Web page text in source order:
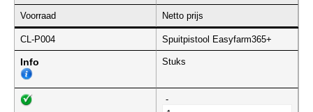
Voorraad Netto prijs
CL-P004 Spuitpistool Easyfarm365+
Info Stuks
-